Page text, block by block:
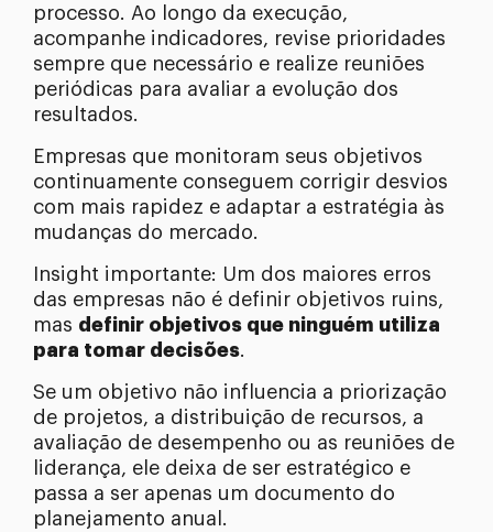
processo. Ao longo da execução,
acompanhe indicadores, revise prioridades
sempre que necessário e realize reuniões
periódicas para avaliar a evolução dos
resultados.
Empresas que monitoram seus objetivos
continuamente conseguem corrigir desvios
com mais rapidez e adaptar a estratégia às
mudanças do mercado.
Insight importante: Um dos maiores erros
das empresas não é definir objetivos ruins,
mas definir objetivos que ninguém utiliza
para tomar decisões.
Se um objetivo não influencia a priorização
de projetos, a distribuição de recursos, a
avaliação de desempenho ou as reuniões de
liderança, ele deixa de ser estratégico e
passa a ser apenas um documento do
planejamento anual.